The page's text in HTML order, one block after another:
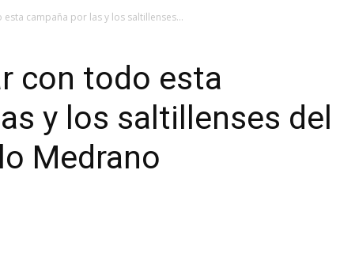
campaña por las y los saltillenses...
con todo esta
y los saltillenses del
Medrano